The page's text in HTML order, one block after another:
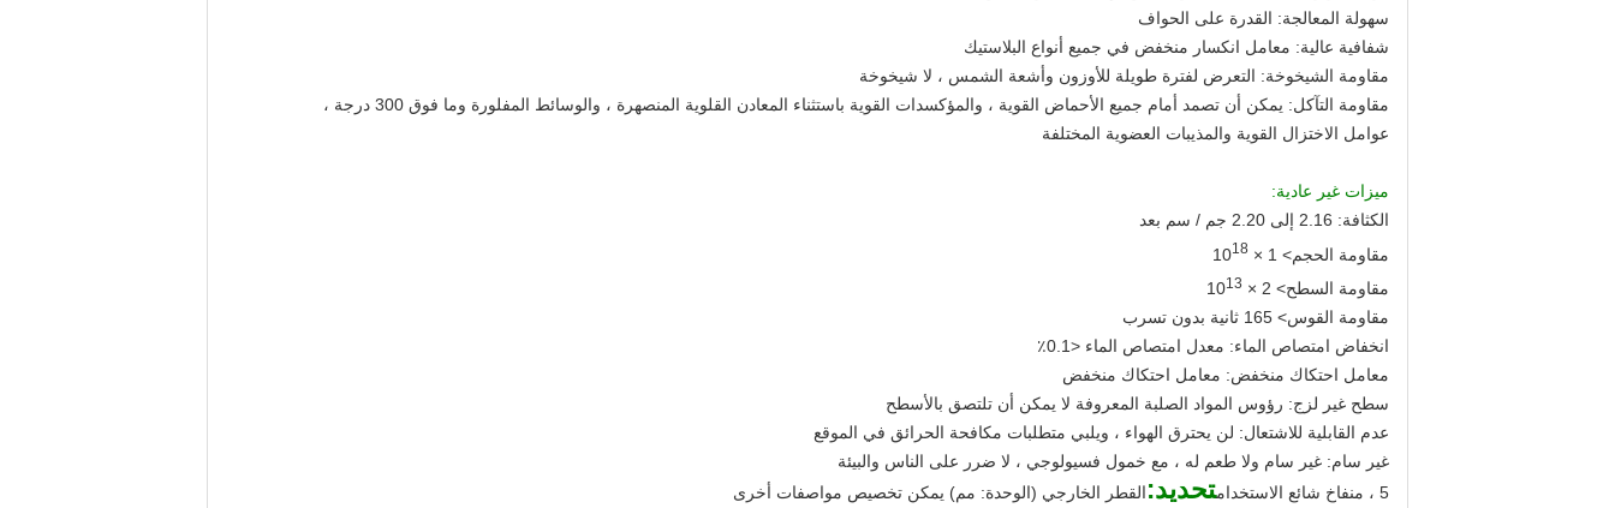
سهولة المعالجة: القدرة على الحواف
شفافية عالية: معامل انكسار منخفض في جميع أنواع البلاستيك
مقاومة الشيخوخة: التعرض لفترة طويلة للأوزون وأشعة الشمس ، لا شيخوخة
مقاومة التآكل: يمكن أن تصمد أمام جميع الأحماض القوية ، والمؤكسدات القوية باستثناء المعادن القلوية المنصهرة ، والوسائط المفلورة وما فوق 300 درجة ،
عوامل الاختزال القوية والمذيبات العضوية المختلفة
ميزات غير عادية:
الكثافة: 2.16 إلى 2.20 جم / سم بعد
مقاومة الحجم> 1 × 10
18
مقاومة السطح> 2 × 10 13
مقاومة القوس> 165 ثانية بدون تسرب
انخفاض امتصاص الماء: معدل امتصاص الماء <0.1٪
معامل احتكاك منخفض: معامل احتكاك منخفض
سطح غير لزج: رؤوس المواد الصلبة المعروفة لا يمكن أن تلتصق بالأسطح
عدم القابلية للاشتعال: لن يحترق الهواء ، ويلبي متطلبات مكافحة الحرائق في الموقع
غير سام: غير سام ولا طعم له ، مع خمول فسيولوجي ، لا ضرر على الناس والبيئة
5 ، منفاخ شائع الاستخدام
تحديد:القطر الخارجي (الوحدة: مم) يمكن تخصيص مواصفات أخرى